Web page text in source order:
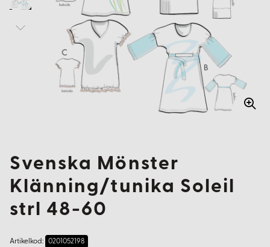
Svenska Mönster
Klänning/tunika Soleil
strl 48-60
Artikelkod: 0201052198